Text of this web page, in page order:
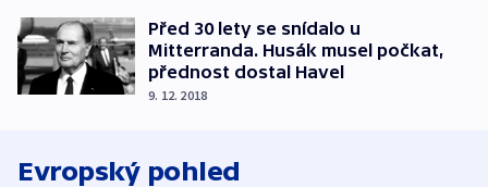
Před 30 lety se snídalo u
Mitterranda. Husák musel počkat,
přednost dostal Havel
9. 12. 2018
Evropský pohled